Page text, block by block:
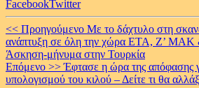
FacebookTwitter
Continue
Reading
<< Προηγούμενο Με το δάχτυλο στη
ανάπτυξη σε όλη την χώρα ΕΤΑ, Ζ’
Άσκηση-μήνυμα στην Τουρκία
Επόμενο >>Έφτασε η ώρα της απόφασης
υπολογισμού του κιλού – Δείτε τι θα